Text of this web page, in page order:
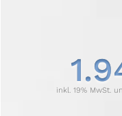
inkl. 19% MwSt.